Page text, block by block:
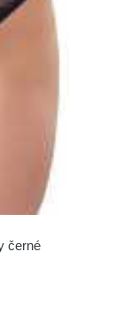
černé